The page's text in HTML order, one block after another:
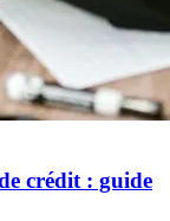
crédit : guide